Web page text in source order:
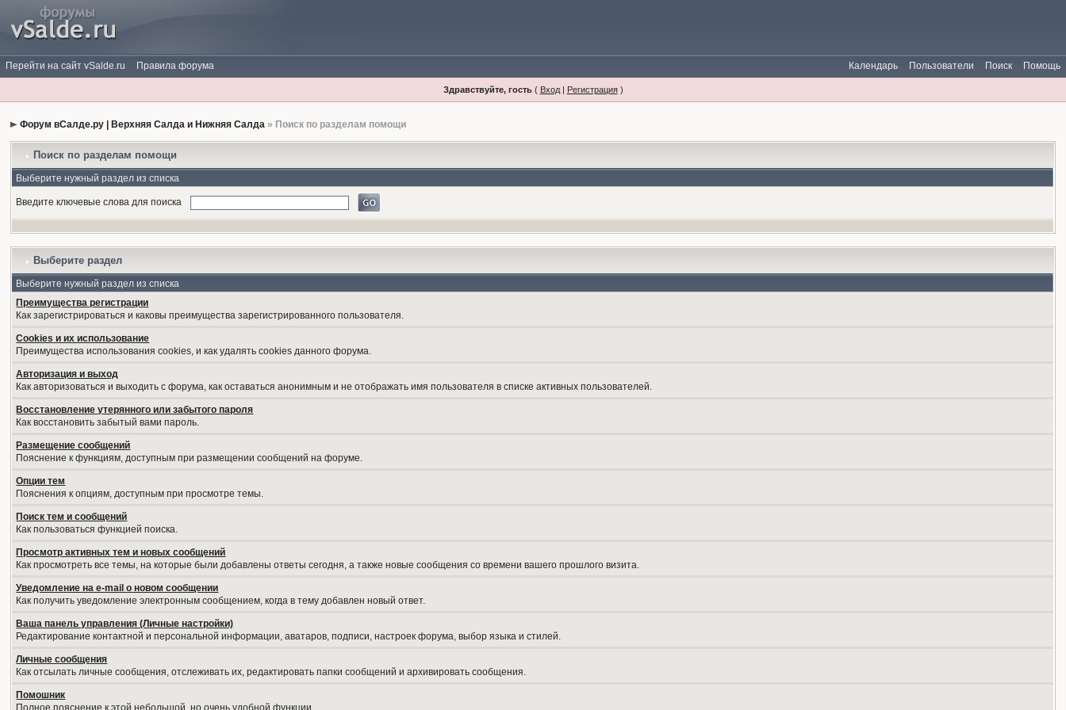
Перейти на сайт vSalde.ru Правила форума Помощь
Поиск
Пользователи
Календарь
Здравствуйте, гость( Вход| Регистрация)
Форум вСалде.ру | Верхняя Салда и Нижняя Салда » Поиск по разделам помощи
Поиск по разделам помощи
Выберите нужный раздел из списка
Введите ключевые слова для поиска
Выберите раздел
Выберите нужный раздел из списка
Преимущества регистрации
Как зарегистрироваться и каковы преимущества зарегистрированного пользователя.
Cookies и их использование
Преимущества использования cookies, и как удалять cookies данного форума.
Авторизация и выход
Как авторизоваться и выходить с форума, как оставаться анонимным и не отображать имя пользователя в списке активных пользователей.
Восстановление утерянного или забытого пароля
Как восстановить забытый вами пароль.
Размещение сообщений
Пояснение к функциям, доступным при размещении сообщений на форуме.
Опции тем
Пояснения к опциям, доступным при просмотре темы.
Поиск тем и сообщений
Как пользоваться функцией поиска.
Просмотр активных тем и новых сообщений
Как просмотреть все темы, на которые были добавлены ответы сегодня, а также новые сообщения со времени вашего прошлого визита.
Уведомление на е-mail о новом сообщении
Как получить уведомление электронным сообщением, когда в тему добавлен новый ответ.
Ваша панель управления (Личные настройки)
Редактирование контактной и персональной информации, аватаров, подписи, настроек форума, выбор языка и стилей.
Личные сообщения
Как отсылать личные сообщения, отслеживать их, редактировать папки сообщений и архивировать сообщения.
Помошник
Полное пояснение к этой небольшой, но очень удобной функции